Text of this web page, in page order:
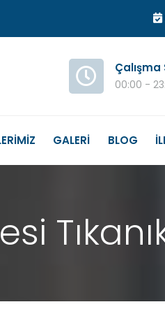
00:00 -
GALERİ BLOG